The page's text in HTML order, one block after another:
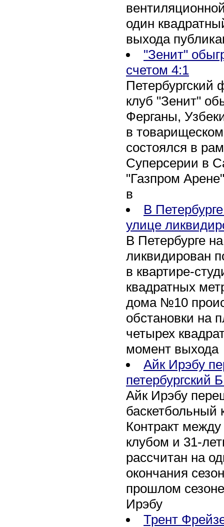
один
выхода
"Зенит"
счетом 4:1
Петербургский
клуб "Зенит"
Ферганы,
в
состоялся в
Суперсерии в
"Газпром
в
В
улице
В Петербурге
ликвидирован
в квартире-
квадратных
дома №10
обстановки на
четырех
момент выхода
Айк Ирэбу
петербургский
Айк Ирэбу
баскетбольный
Контракт между
клубом и 31-
рассчитан на
окончания
прошлом
Ирэбу
Трент